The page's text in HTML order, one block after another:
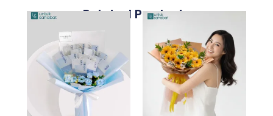
Related Products